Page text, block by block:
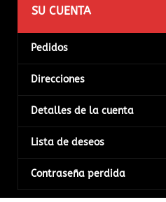
SU CUENTA
Pedidos
Direcciones
Detalles de la cuenta
Lista de deseos
Contraseña perdida